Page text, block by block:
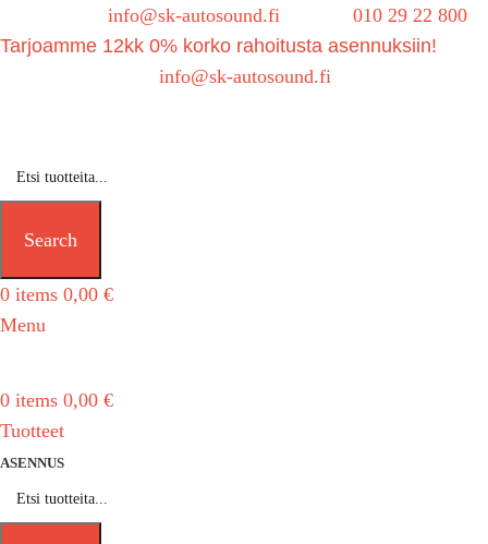
info@sk-autosound.fi
010 29 22 800
Tarjoamme 12kk 0% korko rahoitusta asennuksiin!
info@sk-autosound.fi
Search
0 items 0,00 €
Menu
0 items 0,00 €
Tuotteet
ASENNUS